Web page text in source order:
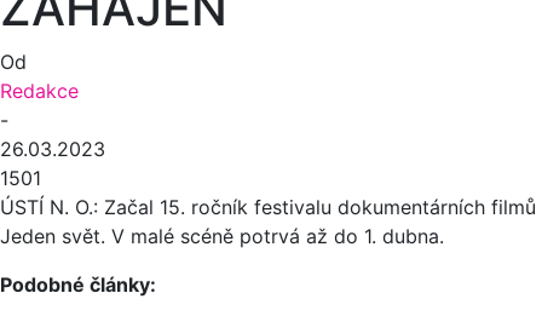
Od
Redakce
-
26.03.2023
1501
ÚSTÍ N. O.: Začal 15. ročník festivalu dokumentárních filmů
Jeden svět. V malé scéně potrvá až do 1. dubna.
Podobné články: